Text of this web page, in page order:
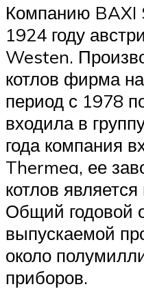
Компанию BAXI
1924 году
Westen.
котлов фирма
период с 1978
входила в
года компания
Thermea, ее
котлов
Общий годовой
выпускаемой
около
приборов.